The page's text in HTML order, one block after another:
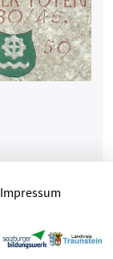
Impressum